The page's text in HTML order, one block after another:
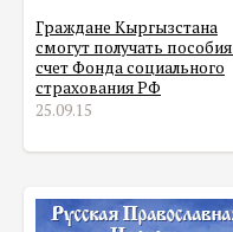
Граждане Кыргызстана
смогут получать
счет Фонда социального
страхования РФ
25.09.15